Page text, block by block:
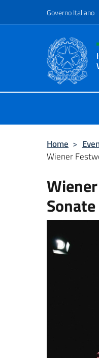
Governo Italiano
Home >
Wiener